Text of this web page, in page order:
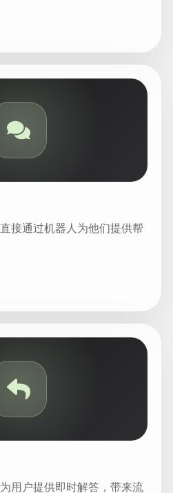
接通过机器人为他们提供帮
用户提供即时解答，带来流